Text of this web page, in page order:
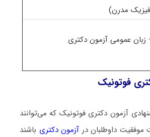
مدرن)
زبان عمومی آزمون دکتری
فوتونیک
آزمون دکتری فوتونیک که می‌توانند
داوطلبان در آزمون دکتری باشند